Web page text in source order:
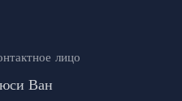
лицо
Ван